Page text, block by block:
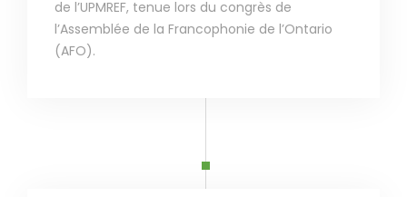
de l’UPMREF, tenue lors du congrès de
l’Assemblée de la Francophonie de l’Ontario
(AFO).